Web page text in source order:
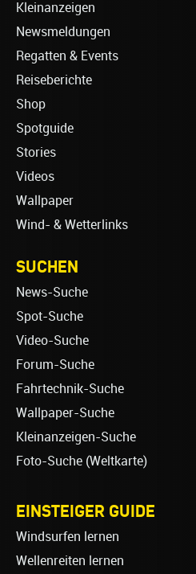
Kleinanzeigen
Newsmeldungen
Regatten & Events
Reiseberichte
Shop
Spotguide
Stories
Videos
Wallpaper
Wind- & Wetterlinks
SUCHEN
News-Suche
Spot-Suche
Video-Suche
Forum-Suche
Fahrtechnik-Suche
Wallpaper-Suche
Kleinanzeigen-Suche
Foto-Suche (Weltkarte)
EINSTEIGER GUIDE
Windsurfen lernen
Wellenreiten lernen